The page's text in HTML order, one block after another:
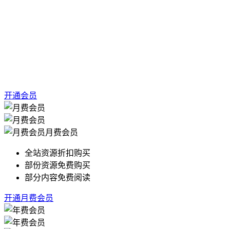
开通会员
月费会员
全站资源折扣购买
部份资源免费购买
部分内容免费阅读
开通月费会员